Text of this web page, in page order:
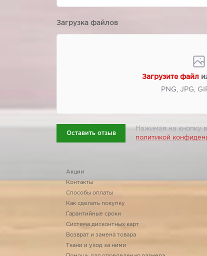
Загрузка файлов
Загрузите файл
PNG, JPG,
Оставить отзыв
Нажимая на кнопку
политикой
Акции
Контакты
Способы оплаты
Как сделать покупку
Гарантийные сроки
Система дисконтных карт
Возврат и замена товара
Ткани и уход за ними